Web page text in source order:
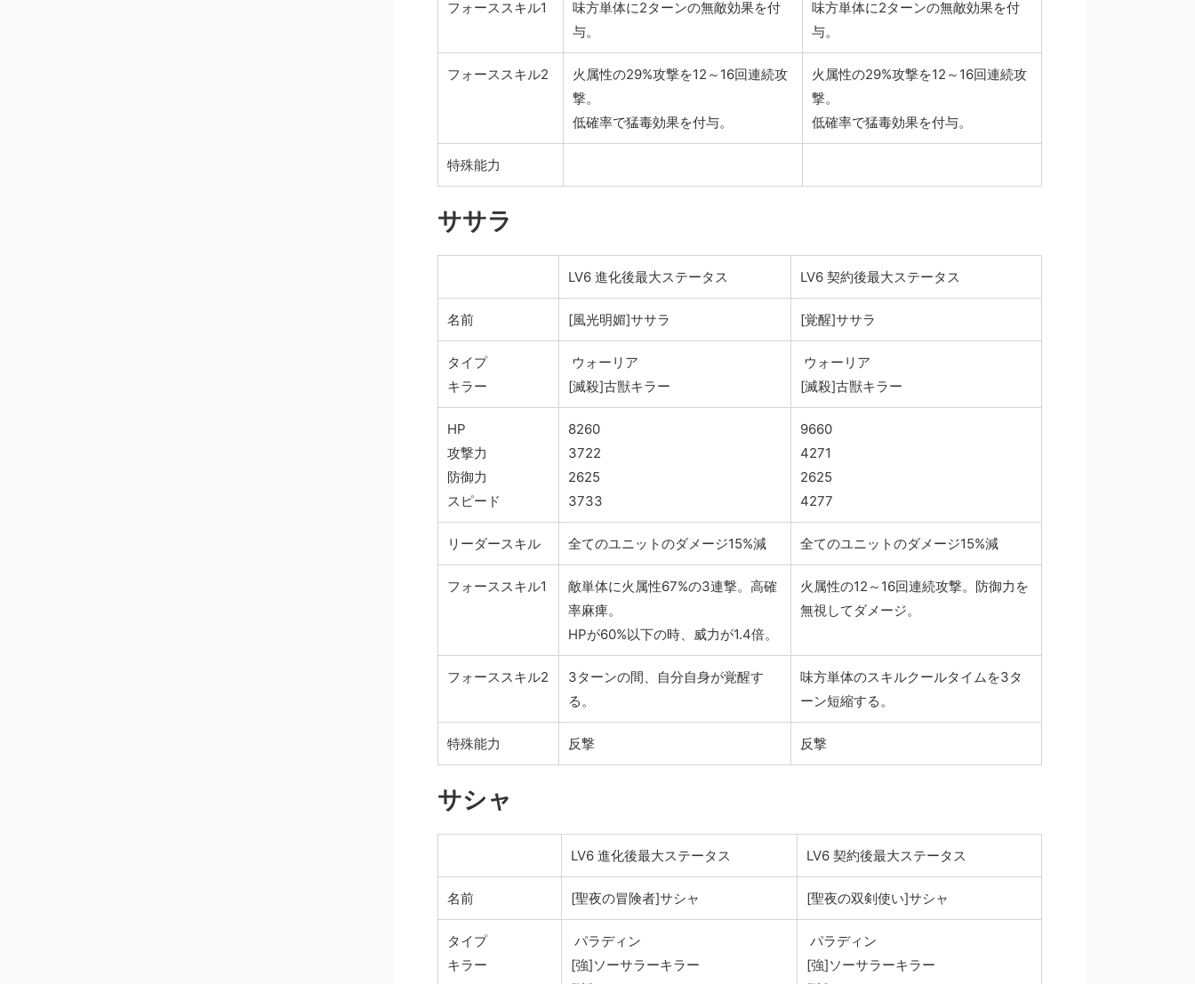
フォーススキル1
味方単体に2ターンの無敵効果を付
与。
味方単体に2ターンの無敵効果を付
与。
フォーススキル2
火属性の29%攻撃を12～16回連続攻
撃。
低確率で猛毒効果を付与。
火属性の29%攻撃を12～16回連続攻
撃。
低確率で猛毒効果を付与。
特殊能力
ササラ
LV6 進化後最大ステータス LV6 契約後最大ステータス
名前 [風光明媚]ササラ [覚醒]ササラ
タイプ
キラー
ウォーリア
[滅殺]古獣キラー
ウォーリア
[滅殺]古獣キラー
HP
攻撃力
防御力
スピード
8260
3722
2625
3733
9660
4271
2625
4277
リーダースキル 全てのユニットのダメージ15%減 全てのユニットのダメージ15%減
フォーススキル1
敵単体に火属性67%の3連撃。高確
率麻痺。
HPが60%以下の時、威力が1.4倍。
火属性の12～16回連続攻撃。防御力を
無視してダメージ。
フォーススキル2
3ターンの間、自分自身が覚醒す
る。
味方単体のスキルクールタイムを3タ
ーン短縮する。
特殊能力 反撃 反撃
サシャ
LV6 進化後最大ステータス LV6 契約後最大ステータス
名前 [聖夜の冒険者]サシャ [聖夜の双剣使い]サシャ
タイプ
キラー
パラディン
[強]ソーサラーキラー
パラディン
[強]ソーサラーキラー